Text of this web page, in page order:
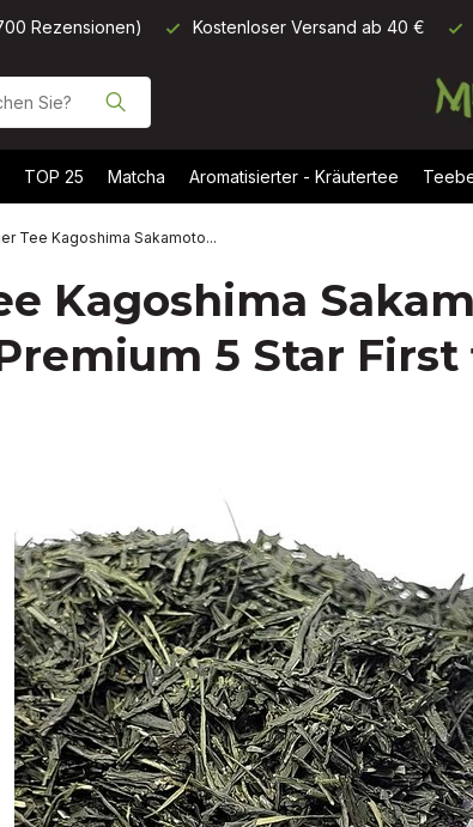
40 € Heute vor 11 Uhr bestellt, morgen geliefert
TOP 25 Matcha Aromatisierter - Kräutertee
Tee Kagoshima Sakamoto...
Kagoshima
5 Star First